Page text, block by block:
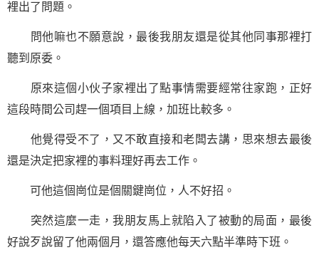
裡出了問題。
問他嘛也不願意說，最後我朋友還是從其他同事那裡打
聽到原委。
原來這個小伙子家裡出了點事情需要經常往家跑，正好
這段時間公司趕一個項目上線，加班比較多。
他覺得受不了，又不敢直接和老闆去講，思來想去最後
還是決定把家裡的事料理好再去工作。
可他這個崗位是個關鍵崗位，人不好招。
突然這麼一走，我朋友馬上就陷入了被動的局面，最後
好說歹說留了他兩個月，還答應他每天六點半準時下班。